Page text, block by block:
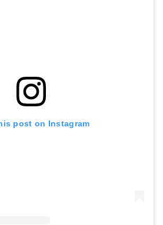
post on Instagram